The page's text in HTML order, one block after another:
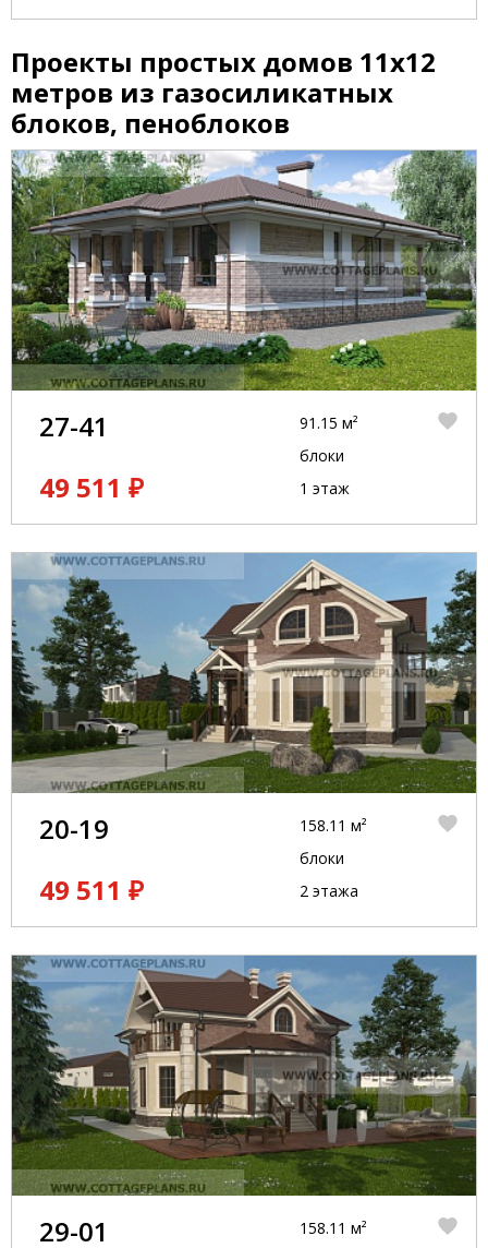
Проекты простых домов 11x12
метров из газосиликатных
блоков, пеноблоков
27-41
49 511 ₽
91.15 м²
блоки
1 этаж
20-19
49 511 ₽
158.11 м²
блоки
2 этажа
29-01 158.11 м²